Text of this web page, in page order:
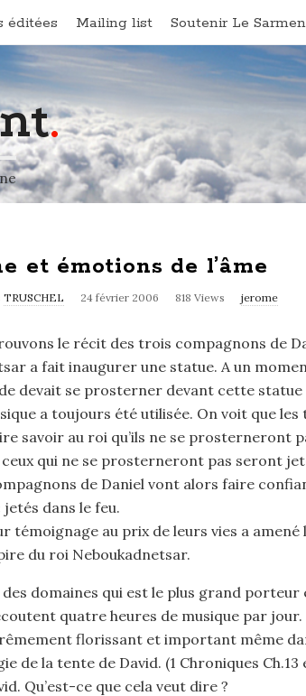
éditées Mailing list Soutenir Le
.
et émotions de l’âme
TRUSCHEL 24 février 2006 818 Views jerome
le récit des trois compagnons de
a fait inaugurer une statue. A un
devait se prosterner devant cette statue
a toujours été utilisée. On voit que les
savoir au roi qu’ils ne se prosterneront
qui ne se prosterneront pas seront
de Daniel vont alors faire
dans le feu.
témoignage au prix de leurs vies a
du roi Neboukadnetsar.
des domaines qui est le plus grand
quatre heures de musique par jour.
florissant et important même
de la tente de David. (1 Chroniques Ch.13
Qu’est-ce que cela veut dire ?